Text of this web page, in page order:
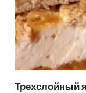
Трехслойный